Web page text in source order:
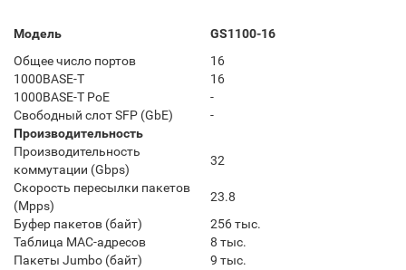
Модель
GS1100-16
Общее число портов
16
1000BASE-T
16
1000BASE-T PoE
-
Свободный слот SFP (GbE)
-
Производительность
Производительность
коммутации (Gbps)
32
Скорость пересылки пакетов
(Mpps)
23.8
Буфер пакетов (байт)
256 тыс.
Таблица MAC-адресов
8 тыс.
Пакеты Jumbo (байт)
9 тыс.